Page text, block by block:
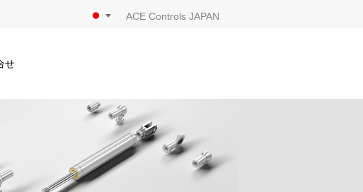
ACE Controls JAPAN
せ